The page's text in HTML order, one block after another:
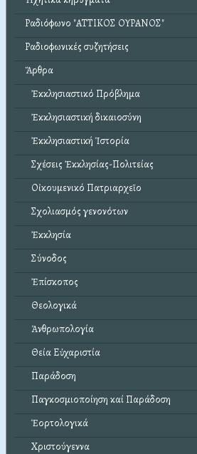
Ραδιόφωνο "ΑΤΤΙΚΟΣ ΟΥΡΑΝΟΣ"
Ραδιοφωνικές συζητήσεις
Ἄρθρα
Ἐκκλησιαστικό Πρόβλημα
Ἐκκλησιαστική δικαιοσύνη
Ἐκκλησιαστική Ἱστορία
Σχέσεις Ἐκκλησίας-Πολιτείας
Οἰκουμενικό Πατριαρχεῖο
Σχολιασμός γενονότων
Ἐκκλησία
Σύνοδος
Ἐπίσκοπος
Θεολογικά
Ἀνθρωπολογία
Θεία Εὐχαριστία
Παράδοση
Παγκοσμιοποίηση καί Παράδοση
Ἑορτολογικά
Χριστούγεννα